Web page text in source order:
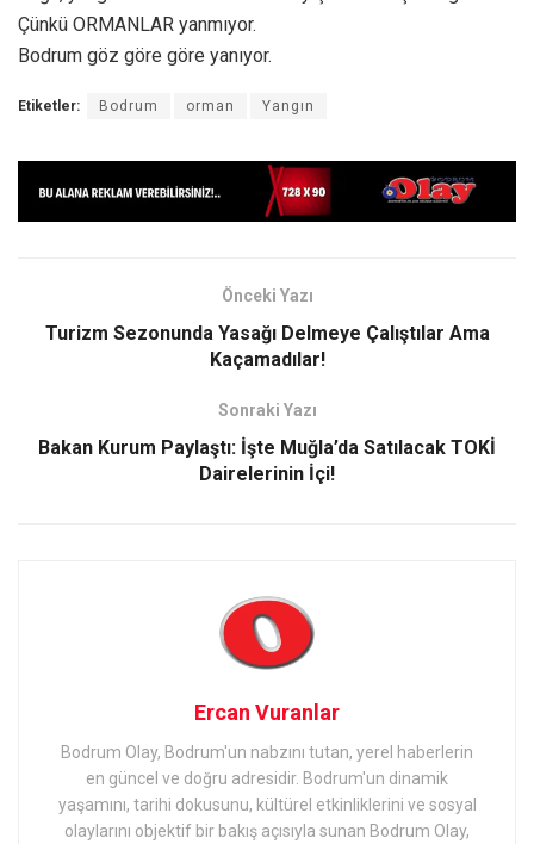
Çünkü ORMANLAR yanmıyor.
Bodrum göz göre göre yanıyor.
Etiketler: Bodrum orman Yangın
Önceki Yazı
Turizm Sezonunda Yasağı Delmeye Çalıştılar Ama
Kaçamadılar!
Sonraki Yazı
Bakan Kurum Paylaştı: İşte Muğla’da Satılacak TOKİ
Dairelerinin İçi!
Ercan Vuranlar
Bodrum Olay, Bodrum'un nabzını tutan, yerel haberlerin
en güncel ve doğru adresidir. Bodrum'un dinamik
yaşamını, tarihi dokusunu, kültürel etkinliklerini ve sosyal
olaylarını objektif bir bakış açısıyla sunan Bodrum Olay,